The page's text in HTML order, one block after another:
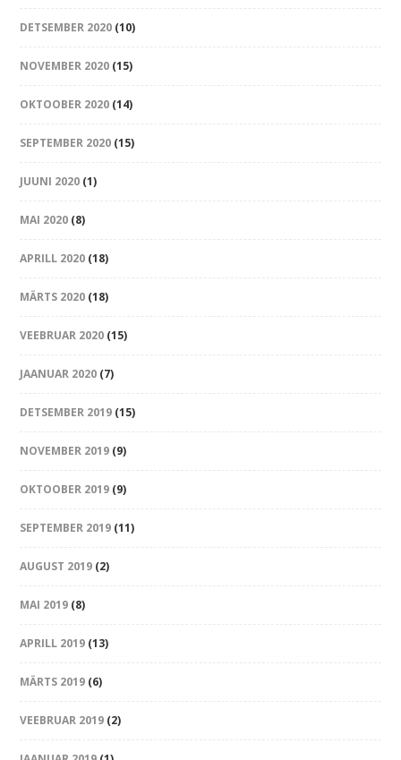
DETSEMBER 2020 (10)
NOVEMBER 2020 (15)
OKTOOBER 2020 (14)
SEPTEMBER 2020 (15)
JUUNI 2020 (1)
MAI 2020 (8)
APRILL 2020 (18)
MÄRTS 2020 (18)
VEEBRUAR 2020 (15)
JAANUAR 2020 (7)
DETSEMBER 2019 (15)
NOVEMBER 2019 (9)
OKTOOBER 2019 (9)
SEPTEMBER 2019 (11)
AUGUST 2019 (2)
MAI 2019 (8)
APRILL 2019 (13)
MÄRTS 2019 (6)
VEEBRUAR 2019 (2)